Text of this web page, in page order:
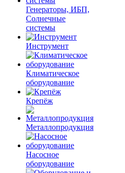
Генераторы, ИБП,
Солнечные
системы
Инструмент
Климатическое
оборудование
Крепёж
Металлопродукция
Насосное
оборудование